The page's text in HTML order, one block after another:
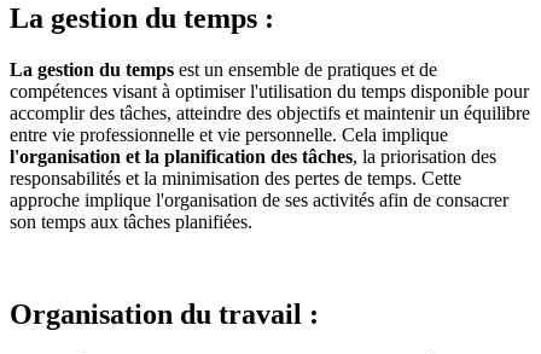
La gestion du temps :
La gestion du temps est un ensemble de pratiques et de
compétences visant à optimiser l'utilisation du temps disponible pour
accomplir des tâches, atteindre des objectifs et maintenir un équilibre
entre vie professionnelle et vie personnelle. Cela implique
l'organisation et la planification des tâches, la priorisation des
responsabilités et la minimisation des pertes de temps. Cette
approche implique l'organisation de ses activités afin de consacrer
son temps aux tâches planifiées.
Organisation du travail :